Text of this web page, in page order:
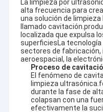
La limpieza por
alta frecuencia para
una solución de
llamado
localizada que expulsa
superficiesLa
sectores de fabricación,
aeroespacial, la
Proceso de
El fenómeno de
limpieza
durante la fase de
colapsan con una
efectivamente la